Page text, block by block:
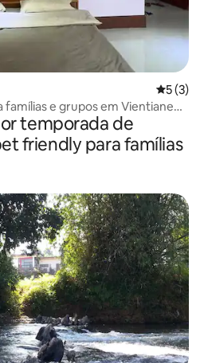
5 de
5 (3)
famílias e grupos em Vientiane
temporada de
friendly para famílias